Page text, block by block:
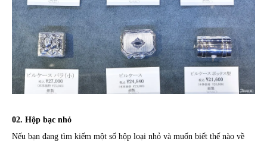
02. Hộp bạc nhỏ
Nếu bạn đang tìm kiếm một số hộp loại nhỏ và muốn biết thế nào về